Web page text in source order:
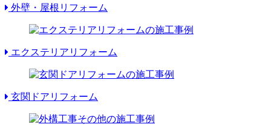
外壁・屋根リフォーム
エクステリアリフォーム
玄関ドアリフォーム